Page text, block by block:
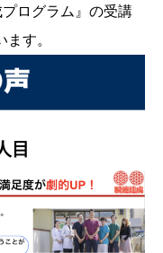
ログラム』の受講
す。
目